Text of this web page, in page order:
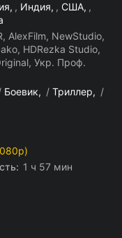
, Индия , США ,
AlexFilm, NewStudio,
HDRezka Studio,
Укр. Проф.
Боевик / Триллер
/
1 ч 57 мин